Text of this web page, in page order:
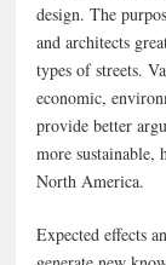
design. The
and architects
types of streets.
economic,
provide better
more sustainable,
North America.
Expected effects